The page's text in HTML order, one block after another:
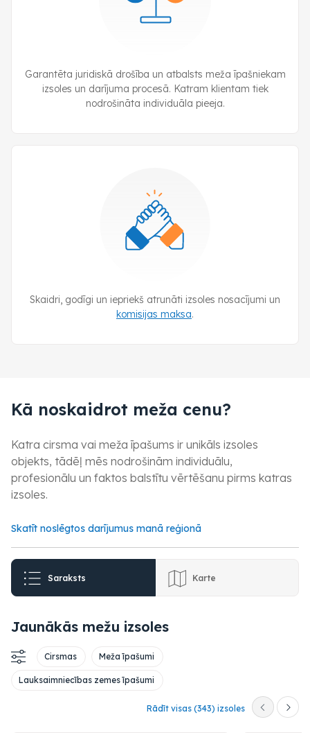
Garantēta juridiskā drošība un atbalsts meža īpašniekam
izsoles un darījuma procesā. Katram klientam tiek
nodrošināta individuāla pieeja.
Skaidri, godīgi un iepriekš atrunāti izsoles nosacījumi un
komisijas maksa.
Kā noskaidrot meža cenu?
Katra cirsma vai meža īpašums ir unikāls izsoles
objekts, tādēļ mēs nodrošinām individuālu,
profesionālu un faktos balstītu vērtēšanu pirms katras
izsoles.
Skatīt noslēgtos darījumus manā reģionā
Saraksts Karte
Jaunākās mežu izsoles
Cirsmas Meža īpašumi
Lauksaimniecības zemes īpašumi
Rādīt visas (343) izsoles